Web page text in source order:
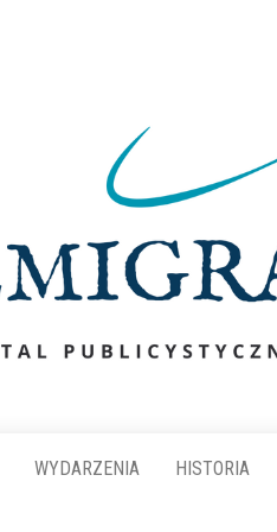
WYDARZENIA HISTORIA